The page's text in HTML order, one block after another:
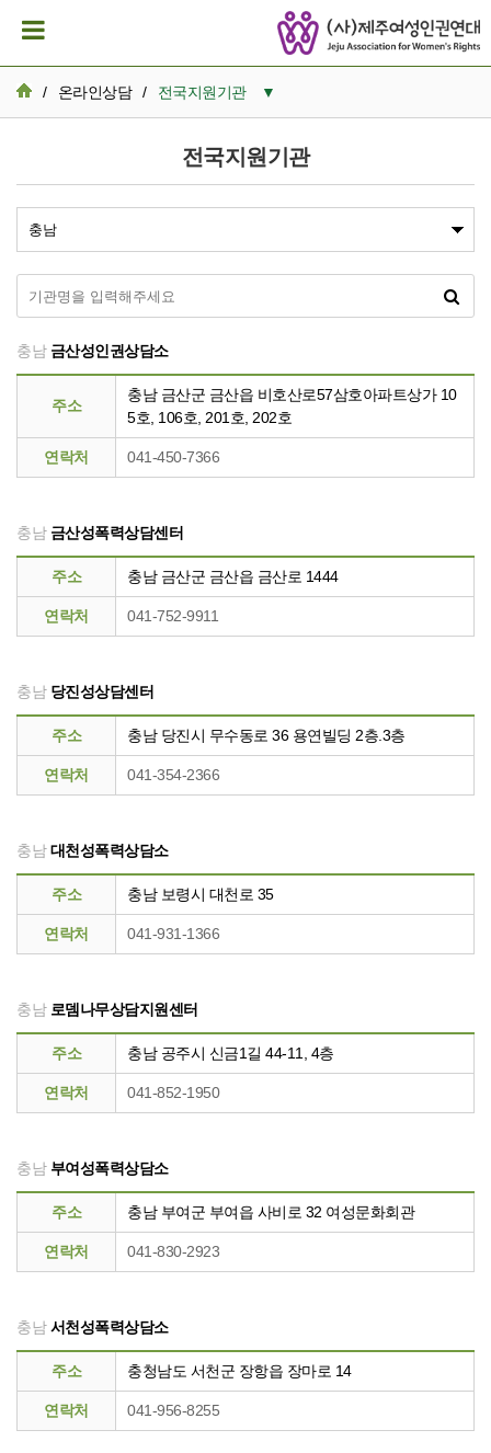
/ 온라인상담 / 전국지원기관 ▼
나의사건검색
전국지원기관
충남금산성인권상담소
주소
충남 금산군 금산읍 비호산로57삼호아파트상가 10
5호, 106호, 201호, 202호
연락처 041-450-7366
충남금산성폭력상담센터
주소 충남 금산군 금산읍 금산로 1444
연락처 041-752-9911
충남당진성상담센터
주소 충남 당진시 무수동로 36 용연빌딩 2층.3층
연락처 041-354-2366
충남대천성폭력상담소
주소 충남 보령시 대천로 35
연락처 041-931-1366
충남로뎀나무상담지원센터
주소 충남 공주시 신금1길 44-11, 4층
연락처 041-852-1950
충남부여성폭력상담소
주소 충남 부여군 부여읍 사비로 32 여성문화회관
연락처 041-830-2923
충남서천성폭력상담소
주소 충청남도 서천군 장항읍 장마로 14
연락처 041-956-8255